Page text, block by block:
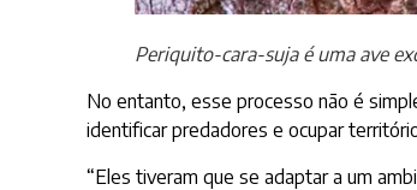
Periquito-cara-suja é uma ave
No entanto, esse processo não é
identificar predadores e ocupar
“Eles tiveram que se adaptar a um